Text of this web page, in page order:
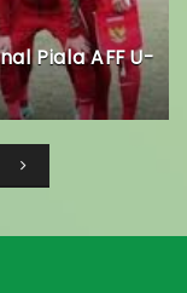
Piala AFF U-